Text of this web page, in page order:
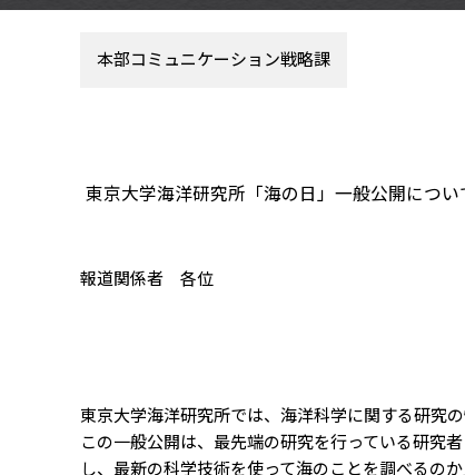
本部コミュニケーション戦略課
東京大学海洋研究所「海の日」一般公開につい
報道関係者 各位
東京大学海洋研究所では、海洋科学に関する研究
この一般公開は、最先端の研究を行っている研究
し、最新の科学技術を使って海のことを調べるの